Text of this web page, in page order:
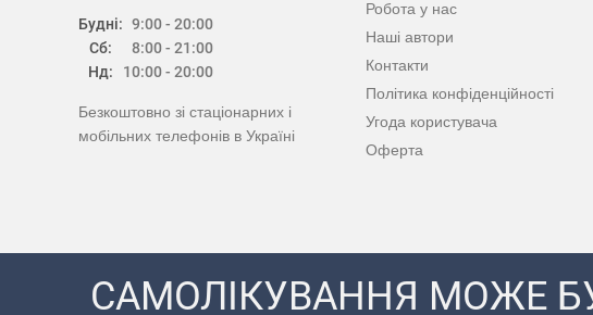
Будні:
Сб:
Нд:
9:00 - 20:00
8:00 - 21:00
10:00 - 20:00
Безкоштовно зі стаціонарних і
мобільних телефонів в Україні
Робота у нас
Наші автори
Контакти
Політика конфіденційності
Угода користувача
Оферта
САМОЛІКУВАННЯ МОЖЕ